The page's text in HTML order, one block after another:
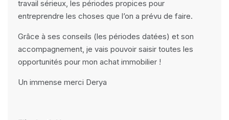
travail sérieux, les périodes propices pour
entreprendre les choses que l’on a prévu de faire.
Grâce à ses conseils (les périodes datées) et son
accompagnement, je vais pouvoir saisir toutes les
opportunités pour mon achat immobilier !
Un immense merci Derya